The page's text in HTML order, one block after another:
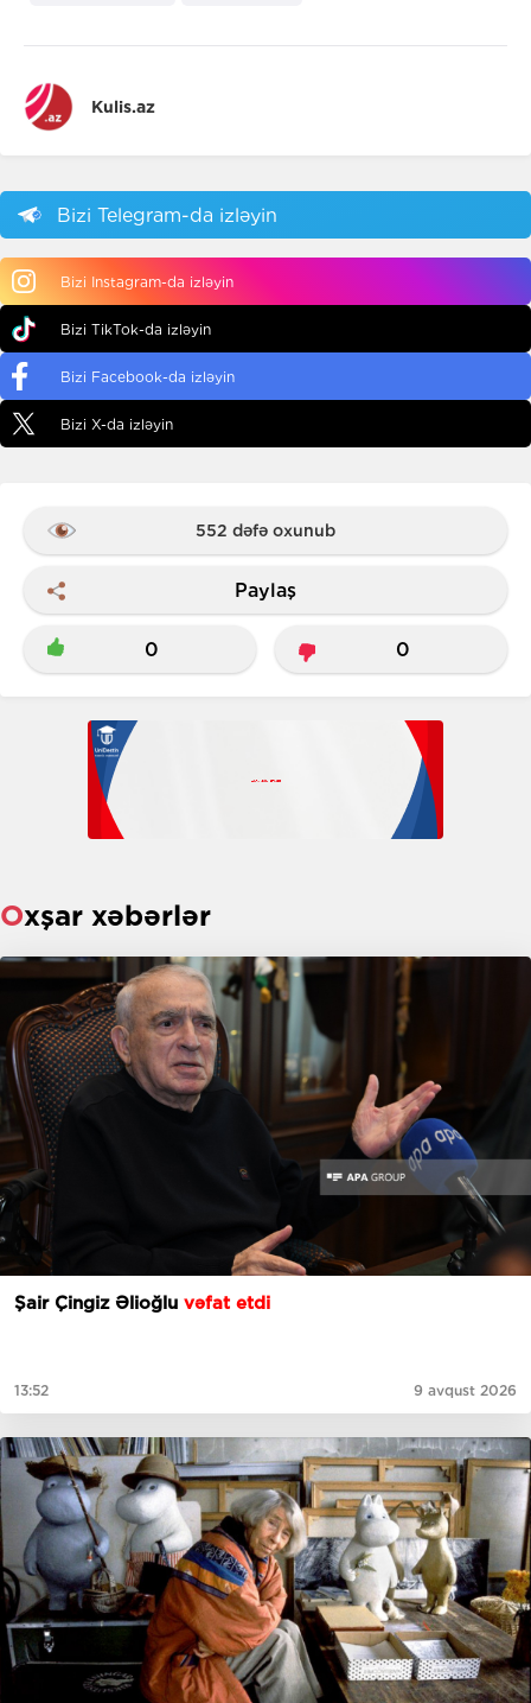
Kulis.az
Bizi Telegram-da izləyin
Bizi Instagram-da izləyin
Bizi TikTok-da izləyin
Bizi Facebook-da izləyin
Bizi X-da izləyin
552 dəfə oxunub
Paylaş
0 0
Oxşar xəbərlər
Şair Çingiz Əlioğlu vəfat etdi
13:52 9 avqust 2026